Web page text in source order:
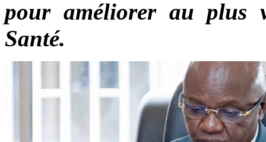
pour améliorer au plus
Santé.